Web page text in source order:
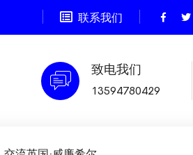
联系我们
致电我们
13594780429